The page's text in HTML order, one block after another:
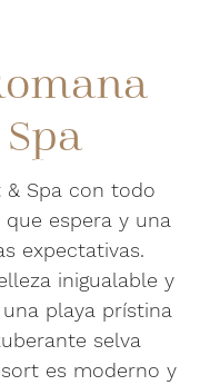
& Spa con todo
espera y una
expectativas.
inigualable y
playa prístina
selva
es moderno y